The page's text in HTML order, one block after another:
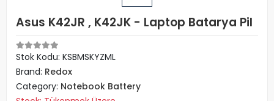
Asus K42JR , K42JK - Laptop Batarya Pil
Stok Kodu: KSBMSKYZML
Brand: Redox
Category: Notebook Battery